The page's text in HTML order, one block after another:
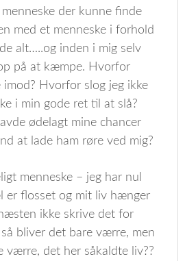
der kunne finde
med et menneske i forhold
alt…..og inden i mig selv
på at kæmpe. Hvorfor
imod? Hvorfor slog jeg ikke
i min gode ret til at slå?
ødelagt mine chancer
at lade ham røre ved mig?
menneske – jeg har nul
er flosset og mit liv hænger
ikke skrive det for
bliver det bare værre, men
værre, det her såkaldte liv??